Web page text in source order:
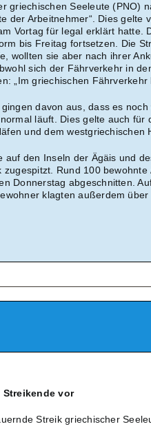
griechischen Seeleute (PNO)
der Arbeitnehmer“. Dies gelte
Vortag für legal erklärt hatte.
bis Freitag fortsetzen. Die
wollten sie aber nach ihrer
sich der Fährverkehr in
„Im griechischen Fährverkehr
davon aus, dass es
läuft. Dies gelte auch für
und dem westgriechischen
auf den Inseln der Ägäis und
zugespitzt. Rund 100
Donnerstag abgeschnitten.
klagten außerdem
Streikende vor
Streik griechischer